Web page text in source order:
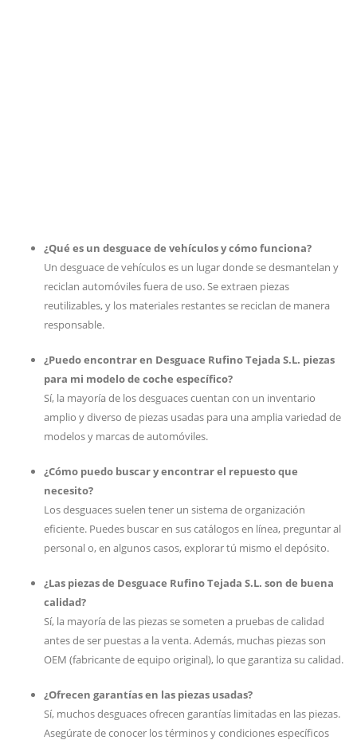
¿Qué es un desguace de vehículos y cómo funciona?
Un desguace de vehículos es un lugar donde se desmantelan y
reciclan automóviles fuera de uso. Se extraen piezas
reutilizables, y los materiales restantes se reciclan de manera
responsable.
¿Puedo encontrar en Desguace Rufino Tejada S.L. piezas
para mi modelo de coche específico?
Sí, la mayoría de los desguaces cuentan con un inventario
amplio y diverso de piezas usadas para una amplia variedad de
modelos y marcas de automóviles.
¿Cómo puedo buscar y encontrar el repuesto que
necesito?
Los desguaces suelen tener un sistema de organización
eficiente. Puedes buscar en sus catálogos en línea, preguntar al
personal o, en algunos casos, explorar tú mismo el depósito.
¿Las piezas de Desguace Rufino Tejada S.L. son de buena
calidad?
Sí, la mayoría de las piezas se someten a pruebas de calidad
antes de ser puestas a la venta. Además, muchas piezas son
OEM (fabricante de equipo original), lo que garantiza su calidad.
¿Ofrecen garantías en las piezas usadas?
Sí, muchos desguaces ofrecen garantías limitadas en las piezas.
Asegúrate de conocer los términos y condiciones específicos